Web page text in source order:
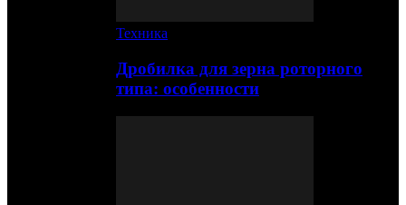
Техника
Дробилка для зерна роторного
типа: особенности